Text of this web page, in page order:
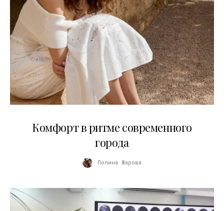
Комфорт в ритме современного
города
Полина Жарова